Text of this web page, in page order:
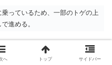
っているため、一部のトゲの上
進める。
ションゲームが苦手な方
へ トップ サイドバー